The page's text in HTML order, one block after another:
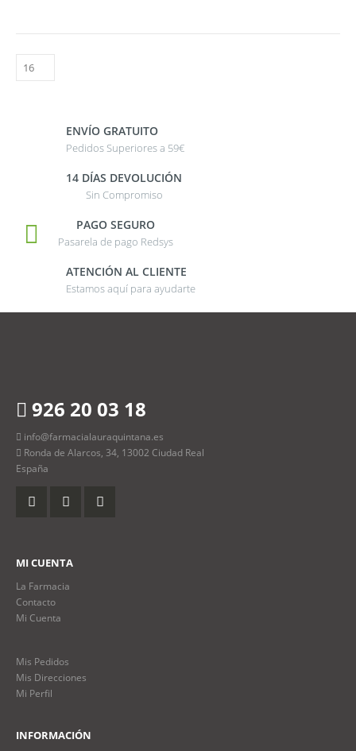
ENVÍO GRATUITO
Pedidos Superiores a 59€
14 DÍAS DEVOLUCIÓN
Sin Compromiso
PAGO SEGURO
Pasarela de pago Redsys
ATENCIÓN AL CLIENTE
Estamos aquí para ayudarte
926 20 03 18
info@farmacialauraquintana.es
Ronda de Alarcos, 34, 13002 Ciudad Real
España
MI CUENTA
La Farmacia
Contacto
Mi Cuenta
Mis Pedidos
Mis Direcciones
Mi Perfil
INFORMACIÓN